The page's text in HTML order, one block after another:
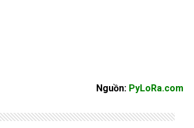
Nguồn: PyLoRa.com